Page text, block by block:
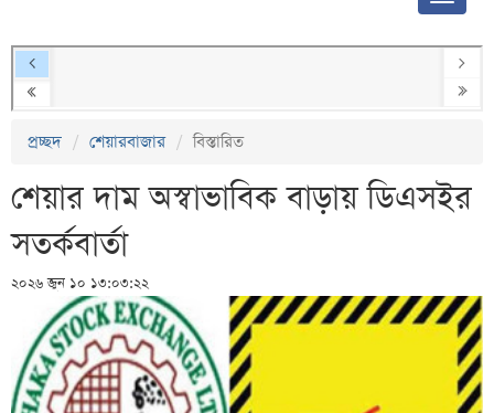
প্রচ্ছদ শেয়ারবাজার বিস্তারিত
শেয়ার দাম অস্বাভাবিক বাড়ায় ডিএসইর
সতর্কবার্তা
২০২৬ জুন ১০ ১৩:০৩:২২